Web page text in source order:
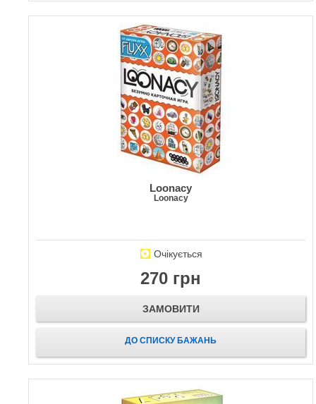
Loonacy
Loonacy
Очікується
270 грн
ЗАМОВИТИ
ДО СПИСКУ БАЖАНЬ